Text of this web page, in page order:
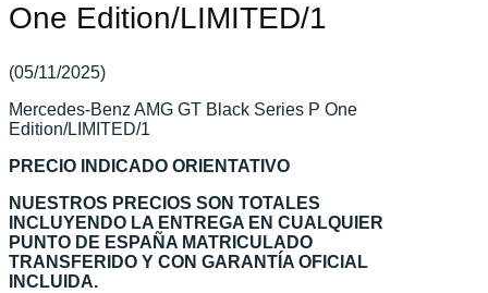
One Edition/LIMITED/1
(05/11/2025)
Mercedes-Benz AMG GT Black Series P One
Edition/LIMITED/1
PRECIO INDICADO ORIENTATIVO
NUESTROS PRECIOS SON TOTALES
INCLUYENDO LA ENTREGA EN CUALQUIER
PUNTO DE ESPAÑA MATRICULADO
TRANSFERIDO Y CON GARANTÍA OFICIAL
INCLUIDA.